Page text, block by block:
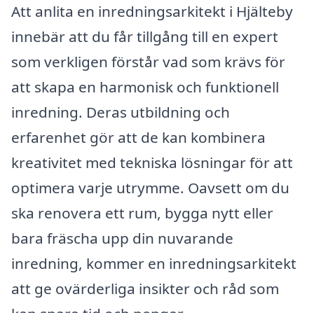
Att anlita en inredningsarkitekt i Hjälteby
innebär att du får tillgång till en expert
som verkligen förstår vad som krävs för
att skapa en harmonisk och funktionell
inredning. Deras utbildning och
erfarenhet gör att de kan kombinera
kreativitet med tekniska lösningar för att
optimera varje utrymme. Oavsett om du
ska renovera ett rum, bygga nytt eller
bara fräscha upp din nuvarande
inredning, kommer en inredningsarkitekt
att ge ovärderliga insikter och råd som